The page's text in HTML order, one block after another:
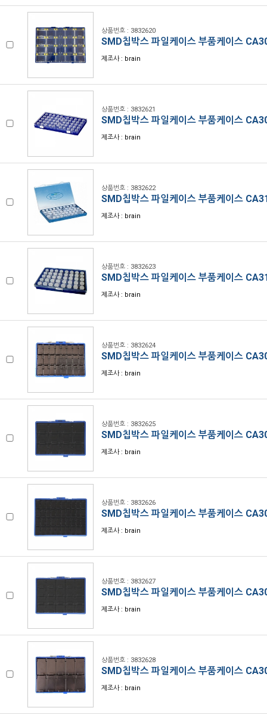
상품번호 : 3832620
SMD칩박스 파일케이스 부품케이스
제조사 : brain
상품번호 : 3832621
SMD칩박스 파일케이스 부품케이스
제조사 : brain
상품번호 : 3832622
SMD칩박스 파일케이스 부품케이스
제조사 : brain
상품번호 : 3832623
SMD칩박스 파일케이스 부품케이스
제조사 : brain
상품번호 : 3832624
SMD칩박스 파일케이스 부품케이스
제조사 : brain
상품번호 : 3832625
SMD칩박스 파일케이스 부품케이스
제조사 : brain
상품번호 : 3832626
SMD칩박스 파일케이스 부품케이스
제조사 : brain
상품번호 : 3832627
SMD칩박스 파일케이스 부품케이스
제조사 : brain
상품번호 : 3832628
SMD칩박스 파일케이스 부품케이스
제조사 : brain